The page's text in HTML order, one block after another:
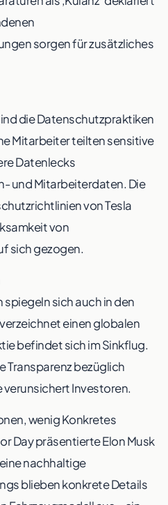
sorgen für zusätzliches
die Datenschutzpraktiken
Mitarbeiter teilten sensitive
Datenlecks
und Mitarbeiterdaten. Die
von Tesla
von
sich gezogen.
sich auch in den
einen globalen
befindet sich im Sinkflug.
Transparenz bezüglich
Investoren.
wenig Konkretes
Day präsentierte Elon Musk
eine nachhaltige
blieben konkrete Details